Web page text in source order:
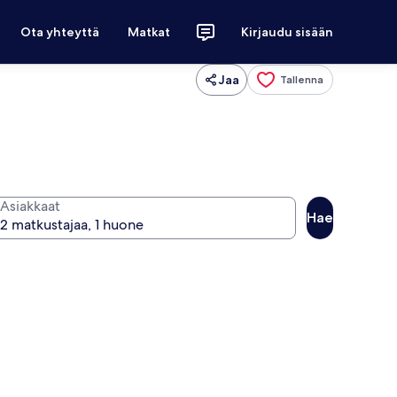
Ota yhteyttä Matkat Kirjaudu sisään
Jaa Tallenna
Asiakkaat
Hae